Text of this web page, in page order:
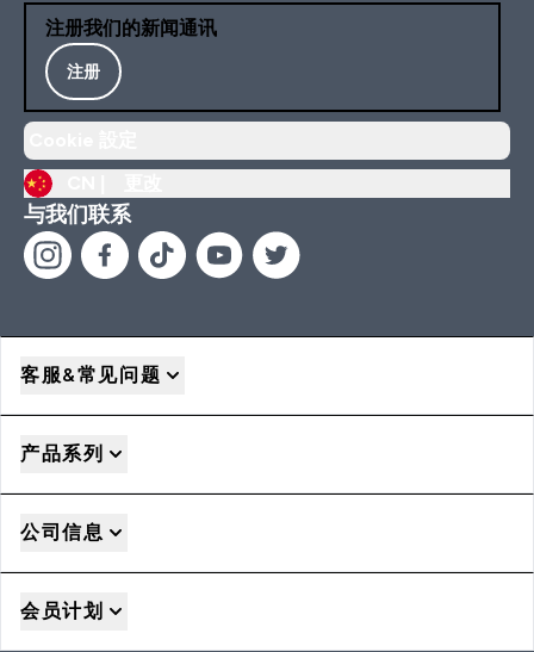
注册我们的新闻通讯
注册
与我们联系
客服&常见问题
产品系列
公司信息
会员计划